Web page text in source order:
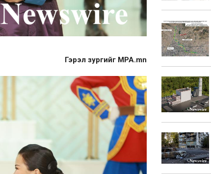
Гэрэл зургийг MPA.mn